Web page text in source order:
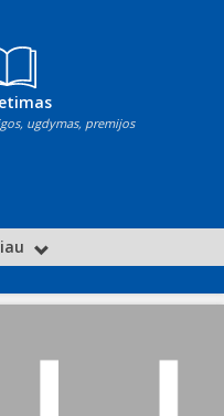
ugdymas, premijos